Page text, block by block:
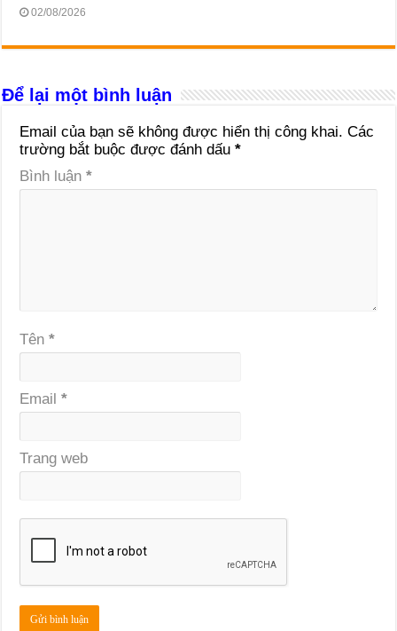
02/08/2026
Để lại một bình luận
Email của bạn sẽ không được hiển thị công khai. Các
trường bắt buộc được đánh dấu*
Bình luận*
Tên*
Email*
Trang web